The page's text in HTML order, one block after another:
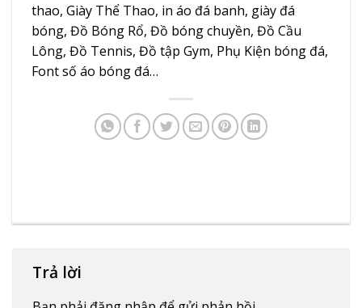
thao, Giày Thể Thao, in áo đá banh, giày đá
bóng, Đồ Bóng Rổ, Đồ bóng chuyền, Đồ Cầu
Lông, Đồ Tennis, Đồ tập Gym, Phụ Kiện bóng đá,
Font số áo bóng đá…
Trả lời